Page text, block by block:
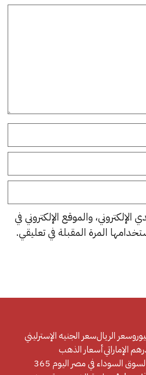
والموقع الإلكتروني في
المرة المقبلة في تعليقي.
سعر الريالسعر الجنيه الإسترليني
الإماراتيأسعار الذهب
السوداء في مصر اليوم 365